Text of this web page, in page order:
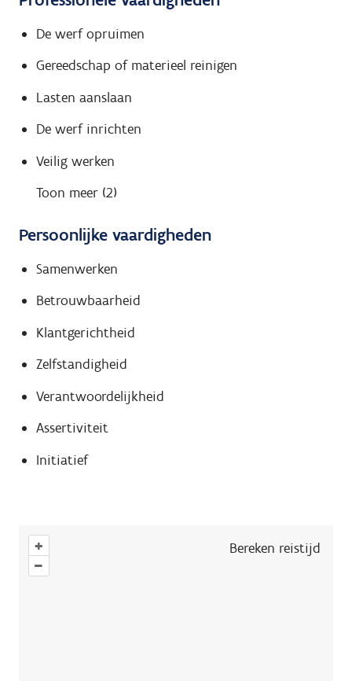
De werf opruimen
Gereedschap of materieel reinigen
Lasten aanslaan
De werf inrichten
Veilig werken
Toon meer (2)
Persoonlijke vaardigheden
Samenwerken
Betrouwbaarheid
Klantgerichtheid
Zelfstandigheid
Verantwoordelijkheid
Assertiviteit
Initiatief
+
–
Bereken reistijd